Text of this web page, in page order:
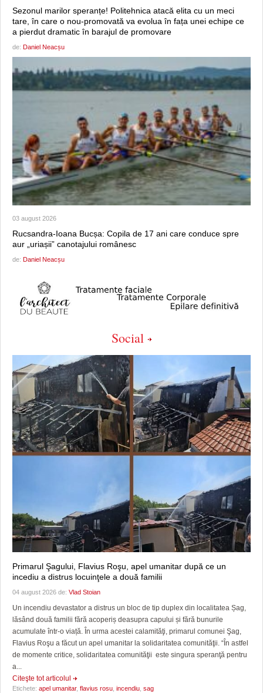
Sezonul marilor speranțe! Politehnica atacă elita cu un meci
tare, în care o nou-promovată va evolua în fața unei echipe ce
a pierdut dramatic în barajul de promovare
de: Daniel Neacșu
03 august 2026
Rucsandra-Ioana Bucșa: Copila de 17 ani care conduce spre
aur „uriașii” canotajului românesc
de: Daniel Neacșu
Social
Primarul Şagului, Flavius Roşu, apel umanitar după ce un
incediu a distrus locuinţele a două familii
04 august 2026 de: Vlad Stoian
Un incendiu devastator a distrus un bloc de tip duplex din localitatea Șag,
lăsând două familii fără acoperiș deasupra capului și fără bunurile
acumulate într-o viață. În urma acestei calamităţi, primarul comunei Şag,
Flavius Roşu a făcut un apel umanitar la solidaritatea comunităţii. “În astfel
de momente critice, solidaritatea comunităţii este singura speranţă pentru
a...
Citeşte tot articolul
Etichete: apel umanitar, flavius rosu incendiu sag